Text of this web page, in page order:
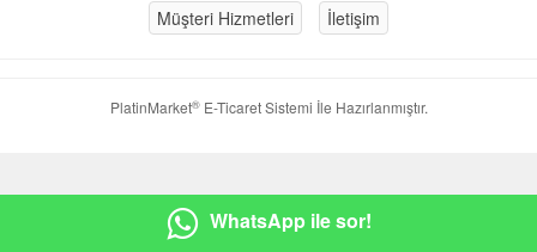
Müşteri Hizmetleri İletişim
PlatinMarket®E-Ticaret Sistemi İle Hazırlanmıştır.
WhatsApp ile sor!